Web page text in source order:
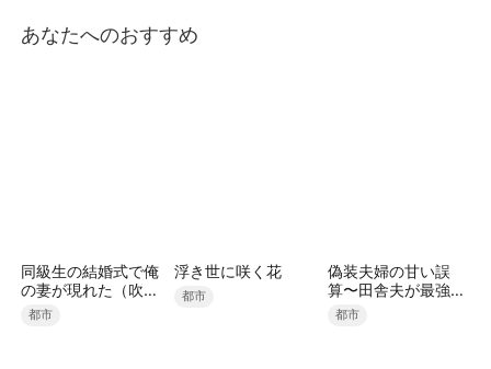
あなたへのおすすめ
同級生の結婚式で俺
の妻が現れた（吹き
替え）
都市
浮き世に咲く花
都市
偽装夫婦の甘い誤
算〜田舎夫が最強す
ぎた〜（吹き替え）
都市